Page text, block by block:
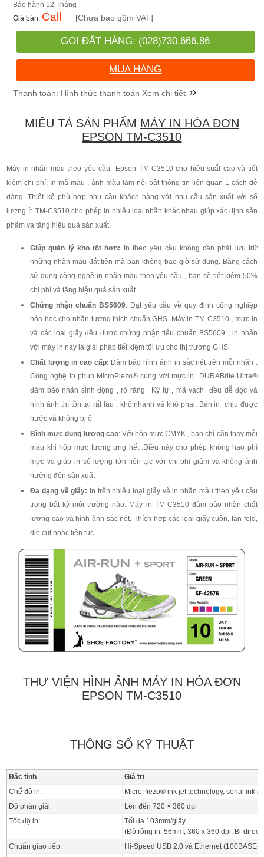
12 Tháng
Call [Chưa bao gồm VAT]
GỌI ĐẶT HÀNG: (028)730.666.86
MUA HÀNG
Xem chi tiết
MIÊU TẢ SẢN PHẨM MÁY IN HÓA ĐƠN
EPSON TM-C3510
Máy in nhãn màu theo yêu cầu Epson TM-C3510 cho hiệu suất cao và tiết
kiệm chi phí. In mã màu , ảnh màu làm nổi bật thông tin liên quan 1 cách dễ
dàng. Thiết kế phù hợp nhu cầu khách hàng với nhu cầu sản xuất với số
lượng ít. TM-C3510 cho phép in nhiều loại nhãn khác nhau giúp xác định sản
phẩm và tăng hiệu quả sản xuất.
Giúp quản lý kho tốt hơn: In theo yêu cầu không cần phải lưu trữ
những nhãn màu đắt tiền mà bạn không bao giờ sử dụng. Bằng cách
sử dụng công nghệ in nhãn màu theo yêu cầu , bạn sẽ tiết kiệm 50%
chi phí và tăng hiệu quả sản xuất.
Chứng nhận chuẩn BS5609: Đạt yêu cầu về quy định công nghiệp
hóa học cho nhãn tương thích chuẩn GHS .Máy in TM-C3510 , mực in
và các loại giấy đều được chứng nhận tiêu chuẩn BS5609 , in nhãn
với máy in này là giải pháp tiết kiệm tối ưu cho thị trường GHS
Chất lượng in cao cấp:Đảm bảo hình ảnh in sắc nét trên mỗi nhãn .
Công nghệ in phun MicroPiezo® cùng với mực in DURABrite Ultra®
đảm bảo nhãn sinh động , rõ ràng . Ký tự , mã vạch đều dễ đọc và
hình ảnh thì tồn tại rất lâu , khô nhanh và khó phai. Bản in chịu được
nước và không bị ố
Bình mực dung lượng cao: Với hộp mực CMYK , bạn chỉ cần thay mỗi
màu khi hộp mực tương ứng hết .Điều này cho phép không hao phí
mực và giúp in số lượng lớn liên tục với chi phí giảm và không ảnh
hưởng đến sản xuất
Đa dạng về giấy: In trên nhiều loại giấy và in nhãn màu theo yêu cầu
trong bất kỳ môi trường nào. Máy in TM-C3510 đảm bảo nhãn chất
lượng cao và hình ảnh sắc nét. Thích hợp các loại giấy cuộn, fan fold,
die cut hoặc liên tục.
THƯ VIỆN HÌNH ẢNH MÁY IN HÓA ĐƠN
EPSON TM-C3510
THÔNG SỐ KỸ THUẬT
Đặc tính
Giá trị
Chế độ in:
MicroPiezo® ink jet technology, serial ink
Độ phân giải:
Lên đến 720 × 360 dpi
Tốc độ in:
Tối đa 103mm/giây.
(Độ rộng in: 56mm, 360 x 360 dpi, Bi-
Chuẩn giao tiếp:
Hi-Speed USB 2.0 và Ethernet (100BASE-